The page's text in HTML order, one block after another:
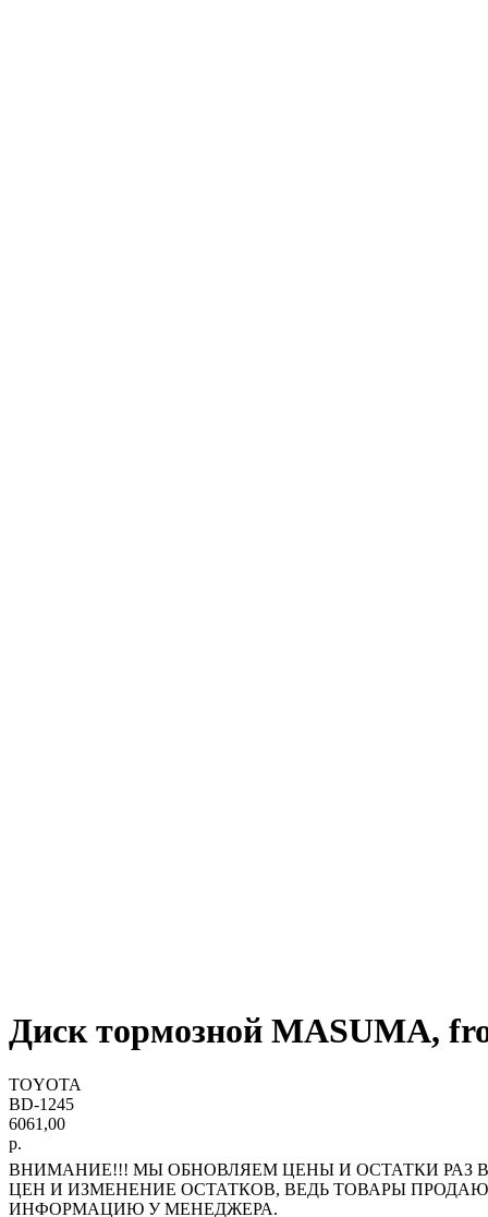
Диск тормозной MASUMA,
TOYOTA
BD-1245
6061,00
р.
ВНИМАНИЕ!!! МЫ ОБНОВЛЯЕМ ЦЕНЫ И ОСТАТКИ РАЗ
ЦЕН И ИЗМЕНЕНИЕ ОСТАТКОВ, ВЕДЬ ТОВАРЫ
ИНФОРМАЦИЮ У МЕНЕДЖЕРА.